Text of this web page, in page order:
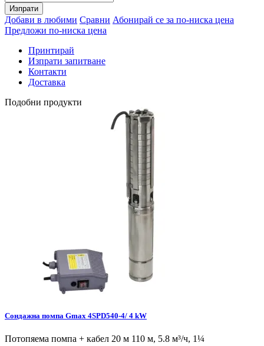
Изпрати
Добави в любими Сравни Абонирай се за по-ниска цена
Предложи по-ниска цена
Принтирай
Изпрати запитване
Контакти
Доставка
Подобни продукти
Сондажна помпа Gmax 4SPD540-4/ 4 kW
Потопяема помпа + кабел 20 м 110 м, 5.8 м³/ч, 1¼